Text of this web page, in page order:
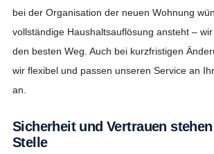
bei der Organisation der neuen Wohnung
vollständige Haushaltsauflösung ansteht –
den besten Weg. Auch bei kurzfristigen
wir flexibel und passen unseren Service an
an.
Sicherheit und Vertrauen
Stelle